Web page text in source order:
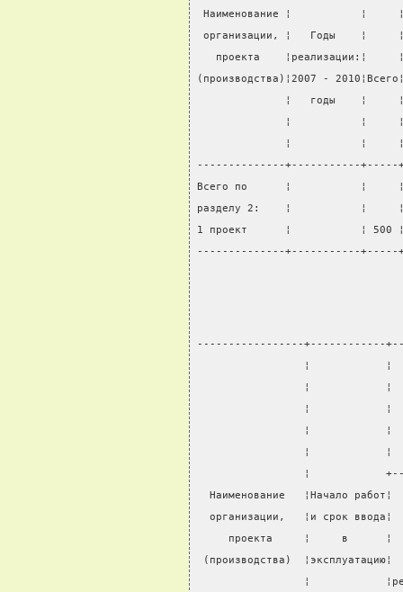
Наименование ¦           ¦
организации, ¦   Годы    ¦
проекта    ¦реализации:¦
(производства)¦2007 -
¦   годы    ¦
¦           ¦
¦           ¦
--------------+-----------+-----
Всего по      ¦           ¦
разделу 2:    ¦           ¦
1 проект      ¦           ¦
--------------+-----------+-----
-----------------+------------
¦            ¦
¦            ¦
¦            ¦
¦            ¦
¦            ¦
¦
Наименование   ¦Начало работ¦
организации,   ¦и срок ввода¦
проекта     ¦     в      ¦
(производства)
¦